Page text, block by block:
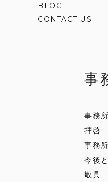
BLOG
CONTACT US
事
事務
拝啓
事務
今後
敬具